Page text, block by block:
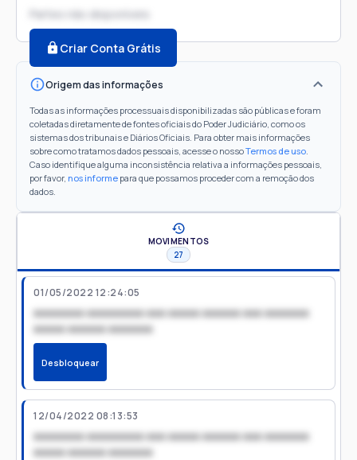
Partes não disponíveis
Criar Conta Grátis
Origem das informações
Todas as informações processuais disponibilizadas são públicas e foram
coletadas diretamente de fontes oficiais do Poder Judiciário, como os
sistemas dos tribunais e Diários Oficiais. Para obter mais informações
sobre como tratamos dados pessoais, acesse o nossoTermos de uso.
Caso identifique alguma inconsistência relativa a informações pessoais,
por favor, nos informe para que possamos proceder com a remoção dos
dados.
MOVIMENTOS
27
01/05/2022 12:24:05
xxxxxxxx xxxxxxxxx xxx xxxxx xxxxxx xxx xxxxxxx
xxxxx xxxxxx xxxxxxx
Desbloquear
12/04/2022 08:13:53
xxxxxxxx xxxxxxxxx xxx xxxxx xxxxxx xxx xxxxxxx
xxxxx xxxxxx xxxxxxx